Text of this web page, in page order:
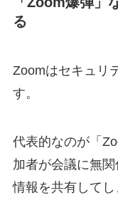
る
Zoomはセキュリ
す。
代表的なのが「
加者が会議に無
情報を共有してし